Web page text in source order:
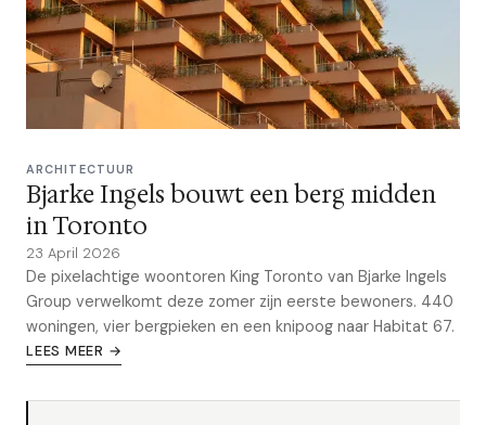
ARCHITECTUUR
Bjarke Ingels bouwt een berg midden
in Toronto
23 April 2026
De pixelachtige woontoren King Toronto van Bjarke Ingels
Group verwelkomt deze zomer zijn eerste bewoners. 440
woningen, vier bergpieken en een knipoog naar Habitat 67.
LEES MEER →